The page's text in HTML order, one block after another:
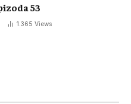
53
1.365 Views